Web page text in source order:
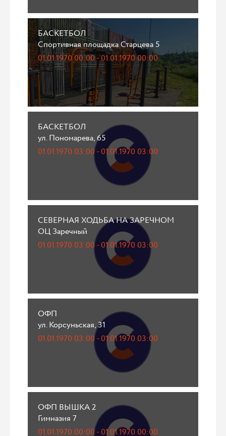
БАСКЕТБОЛ
Спортивная площадка Старцева 5
01.01.1970 00:00 - 01.01.1970 00:00
БАСКЕТБОЛ
ул. Пономарева, 65
01.01.1970 03:00 - 01.01.1970 03:00
СЕВЕРНАЯ ХОДЬБА НА ЗАРЕЧНОМ
ОЦ Заречный
01.01.1970 03:00 - 01.01.1970 03:00
ОФП
ул. Корсуньская, 31
01.01.1970 03:00 - 01.01.1970 03:00
ОФП ВЫШКА 2
Гимназия 7
01.01.1970 00:00 - 01.01.1970 00:00